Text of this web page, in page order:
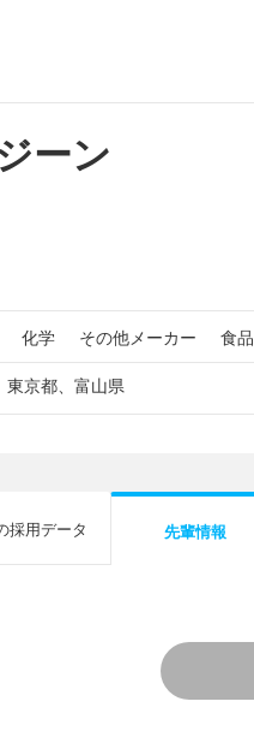
ーン
化学 その他メーカー 食品
東京都、富山県
採用データ 先輩情報